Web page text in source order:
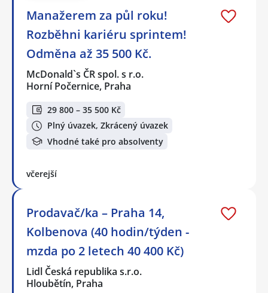
Manažerem za půl roku!
Rozběhni kariéru sprintem!
Odměna až 35 500 Kč.
McDonald`s ČR spol. s r.o.
Horní Počernice, Praha
29 800 – 35 500 Kč
Plný úvazek, Zkrácený úvazek
Vhodné také pro absolventy
včerejší
Prodavač/ka – Praha 14,
Kolbenova (40 hodin/týden -
mzda po 2 letech 40 400 Kč)
Lidl Česká republika s.r.o.
Hloubětín, Praha